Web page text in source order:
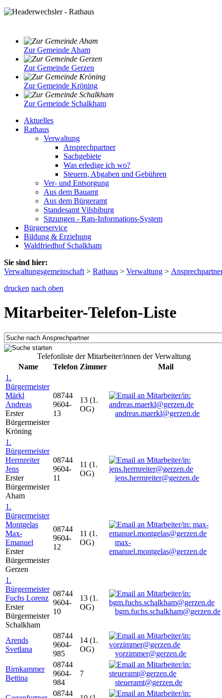
Zur Gemeinde Aham
Zur Gemeinde Gerzen
Zur Gemeinde Kröning
Zur Gemeinde Schalkham
Aktuelles
Rathaus
Verwaltung
Ansprechpartner
Sachgebiete
Was erledige ich wo?
Steuern, Abgaben und Gebühren
Ver- und Entsorgung
Aus dem Bauamt
Aus dem Bürgeramt
Standesamt Vilsbiburg
Sitzungen - Rats-Informations-System
Bürgerservice
Bildung & Erziehung
Waldfriedhof Schalkham
Sie sind hier:
Verwaltungsgemeinschaft > Rathaus > Verwaltung >
drucken nach oben
Mitarbeiter-Telefon-Liste
Telefonliste der Mitarbeiter/innen der Verwaltung
Name
Telefon Zimmer
Mail
1.
Bürgermeister
Märkl
Andreas
Erster
Bürgermeister
Kröning
08744
9604-
13
13 (1.
OG)
andreas.maerkl@gerzen.de
1.
Bürgermeister
Herrnreiter
Jens
Erster
Bürgermeister
Aham
08744
9604-
11
11 (1.
OG)
jens.herrnreiter@gerzen.de
1.
Bürgermeister
Montgelas
Max-
Emanuel
Erster
Bürgermeister
Gerzen
08744
9604-
12
11 (1.
OG)
max-
emanuel.montgelas@gerzen.de
1.
Bürgermeister
Fuchs Lorenz
Erster
Bürgermeister
Schalkham
08744
9604-
10
13 (1.
OG)
bgm.fuchs.schalkham@gerzen.de
Arends
Svetlana
08744
9604-
985
14 (1.
OG)
vorzimmer@gerzen.de
Birnkammer
Bettina
08744
9604-
984
7
steueramt@gerzen.de
08744